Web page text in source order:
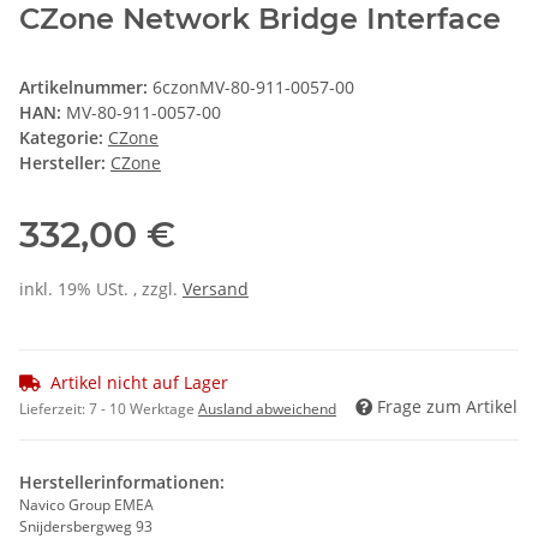
CZone Network Bridge Interface
Artikelnummer: 6czonMV-80-911-0057-00
HAN: MV-80-911-0057-00
Kategorie: CZone
Hersteller: CZone
332,00 €
inkl. 19% USt. , zzgl. Versand
Artikel nicht auf Lager
Lieferzeit:7 - 10 Werktage Ausland abweichend Frage zum Artikel
Herstellerinformationen:
Navico Group EMEA
Snijdersbergweg 93